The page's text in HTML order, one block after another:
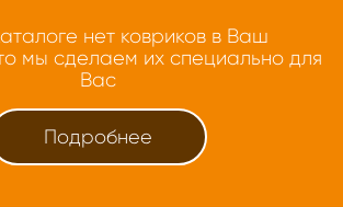
нет ковриков в Ваш
мы сделаем их специально для
Вас
Подробнее